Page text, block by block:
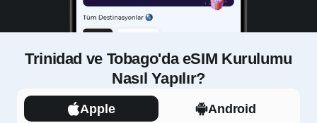
Trinidad ve Tobago'da eSIM Kurulumu
Nasıl Yapılır?
Apple Android